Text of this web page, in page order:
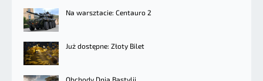
Na warsztacie: Centauro 2
Już dostępne: Złoty Bilet